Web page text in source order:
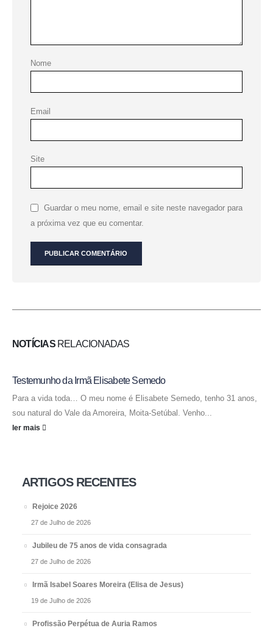
Nome
Email
Site
Guardar o meu nome, email e site neste navegador para
a próxima vez que eu comentar.
NOTÍCIASRELACIONADAS
Testemunho da Irmã Elisabete Semedo
Para a vida toda… O meu nome é Elisabete Semedo, tenho 31 anos,
sou natural do Vale da Amoreira, Moita-Setúbal. Venho...
ler mais
ARTIGOS RECENTES
Rejoice 2026
27 de Julho de 2026
Jubileu de 75 anos de vida consagrada
27 de Julho de 2026
Irmã Isabel Soares Moreira (Elisa de Jesus)
19 de Julho de 2026
Profissão Perpétua de Auria Ramos